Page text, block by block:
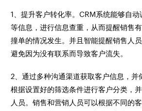
1、提升客户转化率。CRM系统能够自
等信息，进行信息查重，从而提醒销售
撞单的情况发生。并且智能提醒销售人
避免因为没有联系而导致客户流失。
2、通过多种沟通渠道获取客户信息，并
根据设置好的筛选条件进行客户分类，
人员。销售和营销人员可以根据不同的